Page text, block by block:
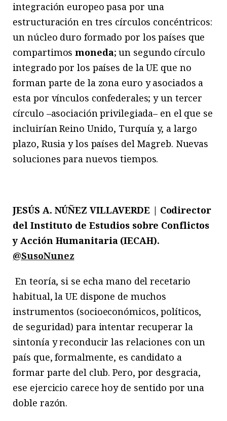
integración europeo pasa por una
estructuración en tres círculos concéntricos:
un núcleo duro formado por los países que
compartimosmoneda; un segundo círculo
integrado por los países de la UE que no
forman parte de la zona euro y asociados a
esta por vínculos confederales; y un tercer
círculo –asociación privilegiada– en el que se
incluirían Reino Unido, Turquía y, a largo
plazo, Rusia y los países del Magreb. Nuevas
soluciones para nuevos tiempos.
JESÚS A. NÚÑEZ VILLAVERDE | Codirector
del Instituto de Estudios sobre Conflictos
y Acción Humanitaria (IECAH).
@SusoNunez
En teoría, si se echa mano del recetario
habitual, la UE dispone de muchos
instrumentos (socioeconómicos, políticos,
de seguridad) para intentar recuperar la
sintonía y reconducir las relaciones con un
país que, formalmente, es candidato a
formar parte del club. Pero, por desgracia,
ese ejercicio carece hoy de sentido por una
doble razón.